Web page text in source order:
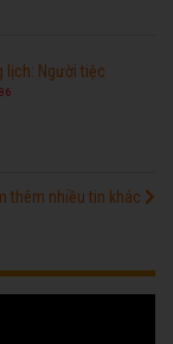
lịch: Người tiệc
thêm nhiều tin khác